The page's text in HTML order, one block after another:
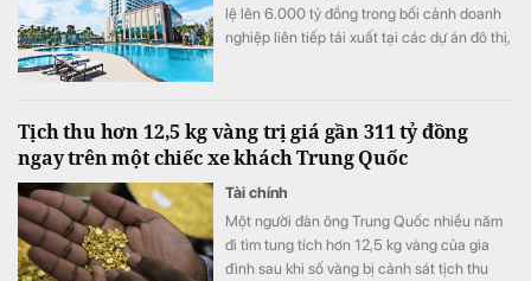
lệ lên 6.000 tỷ đồng trong bối cảnh doanh
nghiệp liên tiếp tái xuất tại các dự án đô thị,
Tịch thu hơn 12,5 kg vàng trị giá gần 311 tỷ đồng
ngay trên một chiếc xe khách Trung Quốc
Tài chính
Một người đàn ông Trung Quốc nhiều năm
đi tìm tung tích hơn 12,5 kg vàng của gia
đình sau khi số vàng bị cảnh sát tịch thu